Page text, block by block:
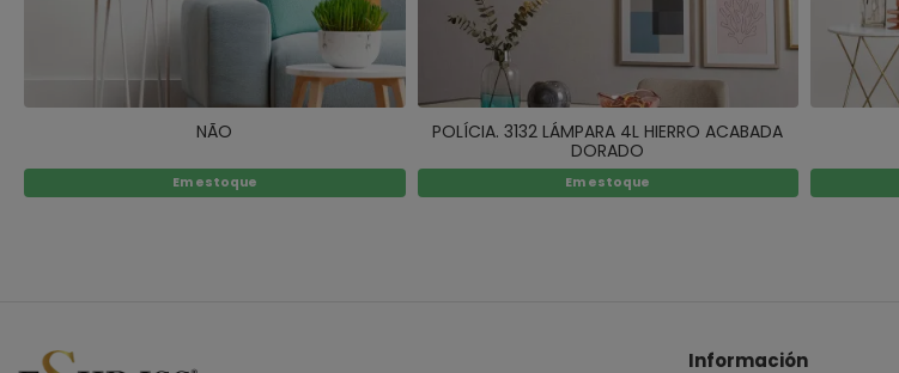
NÃO
Em estoque
POLÍCIA. 3132 LÁMPARA 4L HIERRO ACABADA
DORADO
Em estoque
Información